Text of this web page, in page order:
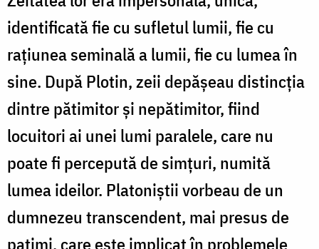
identificată fie cu sufletul lumii, fie cu
raţiunea seminală a lumii, fie cu lumea în
sine. După Plotin, zeii depăşeau distincţia
dintre pătimitor şi nepătimitor, fiind
locuitori ai unei lumi paralele, care nu
poate fi percepută de simţuri, numită
lumea ideilor. Platoniştii vorbeau de un
dumnezeu transcendent, mai presus de
patimi, care este implicat în problemele